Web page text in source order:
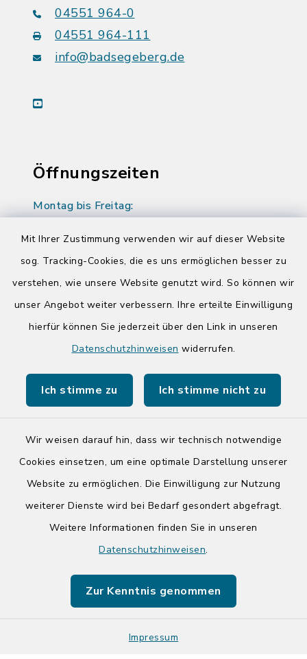
Mit Ihrer Zustimmung verwenden wir auf dieser Website
sog. Tracking-Cookies, die es uns ermöglichen besser zu
verstehen, wie unsere Website genutzt wird. So können wir
unser Angebot weiter verbessern. Ihre erteilte Einwilligung
hierfür können Sie jederzeit über den Link in unseren
Datenschutzhinweisen widerrufen.
Ich stimme zu Ich stimme nicht zu
Wir weisen darauf hin, dass wir technisch notwendige
Cookies einsetzen, um eine optimale Darstellung unserer
Website zu ermöglichen. Die Einwilligung zur Nutzung
weiterer Dienste wird bei Bedarf gesondert abgefragt.
Weitere Informationen finden Sie in unseren
Datenschutzhinweisen.
Zur Kenntnis genommen
Impressum
04551 964-0
04551 964-111
info@badsegeberg.de
youtube
Öffnungszeiten
Montag bis Freitag:
Donnerstag zusätzlich:
14:00-17:00 Uhr
Quicklinks
Tourist-Info der Stadt Bad Segeberg
Barrierefreiheit
Impressum
Sitemap